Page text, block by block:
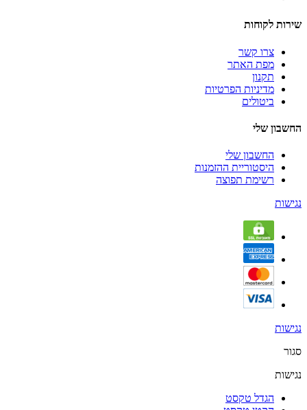
שירות לקוחות
צרו קשר
מפת האתר
תקנון
מדיניות הפרטיות
ביטולים
החשבון שלי
החשבון שלי
היסטוריית ההזמנות
רשימת תפוצה
נגישות
נגישות
סגור
נגישות
הגדל טקסט